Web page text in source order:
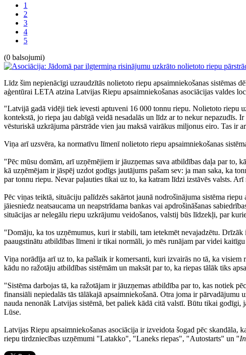
1
2
3
4
5
(0 balsojumi)
Līdz šim nepienācīgi uzraudzītās nolietoto riepu apsaimniekošanas sistēmas
aģentūrai LETA atzina Latvijas Riepu apsaimniekošanas asociācijas valdes
"Latvijā gadā vidēji tiek ievesti aptuveni 16 000 tonnu riepu. Nolietoto riepu
kontekstā, jo riepa jau dabīgā veidā nesadalās un līdz ar to nekur
vēsturiskā uzkrājuma pārstrāde vien jau maksā vairākus miljonus eiro. Tas ir
Viņa arī uzsvēra, ka normatīvu līmenī nolietoto riepu apsaimniekošanas
"Pēc mūsu domām, arī uzņēmējiem ir jāuzņemas sava atbildības daļa par to,
kā uzņēmējam ir jāspēj uzdot godīgs jautājums pašam sev: ja man saka, ka
par tonnu riepu. Nevar paļauties tikai uz to, ka katram līdzi izstāvēs valsts.
Pēc viņas teiktā, situāciju palīdzēs sakārtot jaunā nodrošinājuma sistēma
jāiesniedz neatsaucama un neapstrīdama bankas vai apdrošināšanas
situācijas ar nelegālu riepu uzkrājumu veidošanos, valstij būs līdzekļi, par
"Domāju, ka tos uzņēmumus, kuri ir stabili, tam ietekmēt nevajadzētu.
paaugstinātu atbildības līmeni ir tikai normāli, jo mēs runājam par videi
Viņa norādīja arī uz to, ka pašlaik ir komersanti, kuri izvairās no tā, ka
kādu no ražotāju atbildības sistēmām un maksāt par to, ka riepas tālāk tiks
"Sistēma darbojas tā, ka ražotājam ir jāuzņemas atbildība par to, kas notiek
finansiāli nepiedalās tās tālākajā apsaimniekošanā. Otra joma ir
nauda nenonāk Latvijas sistēmā, bet paliek kādā citā valstī. Būtu tikai
Lūse.
Latvijas Riepu apsaimniekošanas asociācija ir izveidota šogad pēc
riepu tirdzniecības uzņēmumi "Latakko", "Laneks riepas", "Autostarts" un "